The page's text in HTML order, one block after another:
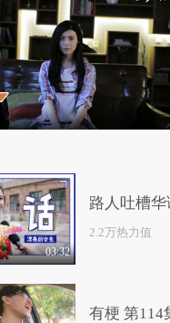
03:32
路人吐槽
2.2万热力值
有梗 第114